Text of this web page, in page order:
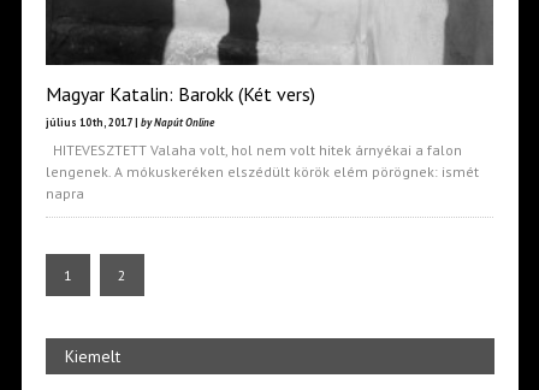
Magyar Katalin: Barokk (Két vers)
július 10th, 2017 | by Napút Online
HITEVESZTETT Valaha volt, hol nem volt hitek árnyékai a falon
lengenek. A mókuskeréken elszédült körök elém pörögnek: ismét
napra
1 2
Kiemelt